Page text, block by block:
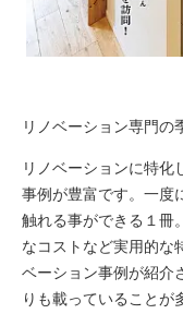
リノベーション専門の
リノベーションに特化
事例が豊富です。一度
触れる事ができる１冊
なコストなど実用的な
ベーション事例が紹介
りも載っていることが